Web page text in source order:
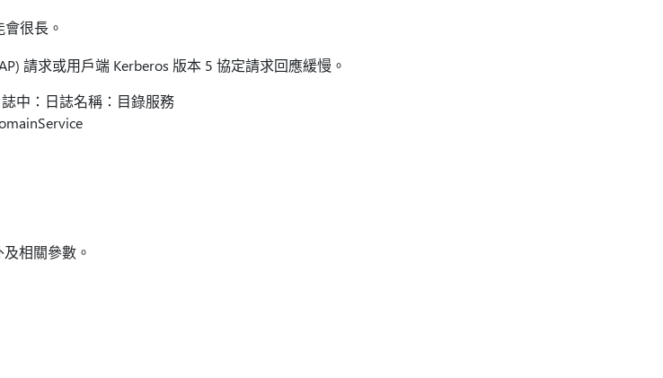
很長。
請求或用戶端 Kerberos 版本 5 協定請求回應緩慢。
中：日誌名稱：目錄服務
相關參數。